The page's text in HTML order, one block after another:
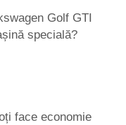
Golf GTI
specială?
face economie